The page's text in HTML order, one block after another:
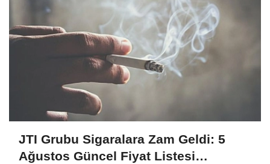
JTI Grubu Sigaralara Zam Geldi: 5
Ağustos Güncel Fiyat Listesi